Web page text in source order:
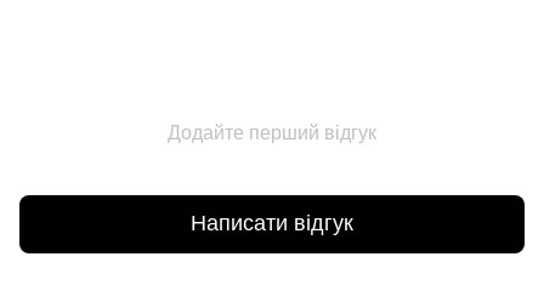
Додайте перший відгук
Написати відгук